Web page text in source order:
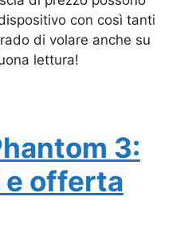
con così tanti
di volare anche su
lettura!
3:
e offerta